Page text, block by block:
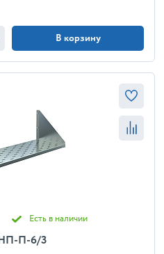
В корзину
Есть в наличии
П-6/3